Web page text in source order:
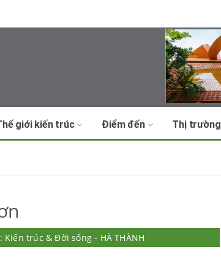
giới kiến trúc Điểm đến Thị trường
Kiến trúc & Đời sống - HÀ THÀNH